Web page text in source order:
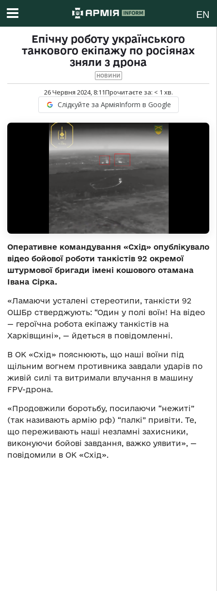
EN
Епічну роботу українського
танкового екіпажу по росіянах
зняли з дрона
НОВИНИ
26 Червня 2024, 8:11Прочитаєте за: < 1 хв.
Слідкуйте за АрміяInform в Google
Оперативне командування «Схід» опублікувало
відео бойової роботи танкістів 92 окремої
штурмової бригади імені кошового отамана
Івана Сірка.
«Ламаючи усталені стереотипи, танкісти 92
ОШБр стверджують: “Один у полі воїн! На відео
— героїчна робота екіпажу танкістів на
Харківщині», — йдеться в повідомленні.
В ОК «Схід» пояснюють, що наші воїни під
щільним вогнем противника завдали ударів по
живій силі та витримали влучання в машину
FPV-дрона.
«Продовжили боротьбу, посилаючи “нежиті”
(так називають армію рф) “палкі” привіти. Те,
що переживають наші незламні захисники,
виконуючи бойові завдання, важко уявити», —
повідомили в ОК «Схід».